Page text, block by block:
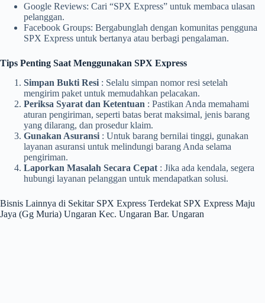
Google Reviews: Cari “SPX Express” untuk membaca ulasan
pelanggan.
Facebook Groups: Bergabunglah dengan komunitas pengguna
SPX Express untuk bertanya atau berbagi pengalaman.
Tips Penting Saat Menggunakan SPX Express
Simpan Bukti Resi : Selalu simpan nomor resi setelah
mengirim paket untuk memudahkan pelacakan.
Periksa Syarat dan Ketentuan : Pastikan Anda memahami
aturan pengiriman, seperti batas berat maksimal, jenis barang
yang dilarang, dan prosedur klaim.
Gunakan Asuransi : Untuk barang bernilai tinggi, gunakan
layanan asuransi untuk melindungi barang Anda selama
pengiriman.
Laporkan Masalah Secara Cepat : Jika ada kendala, segera
hubungi layanan pelanggan untuk mendapatkan solusi.
Bisnis Lainnya di Sekitar SPX Express Terdekat SPX Express Maju
Jaya (Gg Muria) Ungaran Kec. Ungaran Bar. Ungaran